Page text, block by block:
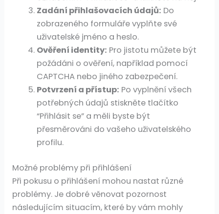
Zadání přihlašovacích údajů: Do
zobrazeného formuláře vyplňte své
uživatelské jméno a heslo.
Ověření identity: Pro jistotu můžete být
požádáni o ověření, například pomocí
CAPTCHA nebo jiného zabezpečení.
Potvrzení a přístup: Po vyplnění všech
potřebných údajů stiskněte tlačítko
“Přihlásit se” a měli byste být
přesměrováni do vašeho uživatelského
profilu.
Možné problémy při přihlášení
Při pokusu o přihlášení mohou nastat různé
problémy. Je dobré věnovat pozornost
následujícím situacím, které by vám mohly